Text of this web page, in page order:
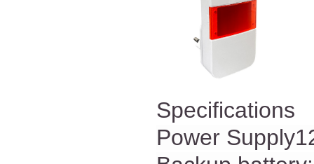
Specifications
Power